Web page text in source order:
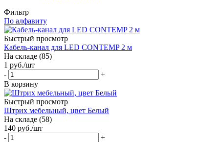
Фильтр
По алфавиту
Быстрый просмотр
Кабель-канал для LED CONTEMP 2 м
На складе (85)
1 руб./шт
-
+
В корзину
Быстрый просмотр
Штрих мебельный, цвет Белый
На складе (58)
140 руб./шт
-
+